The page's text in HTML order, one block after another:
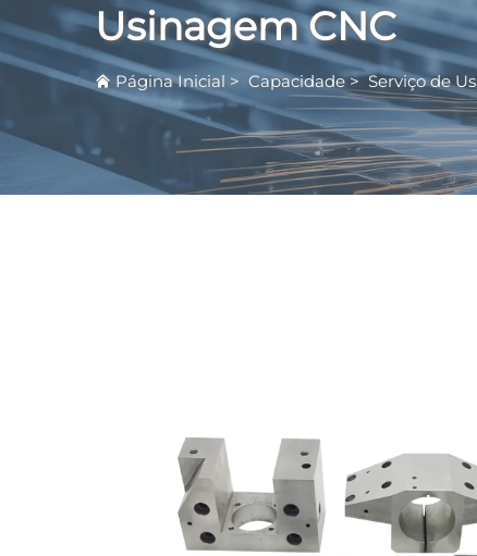
Usinagem CNC
Página Inicial > Capacidade>Serviço de